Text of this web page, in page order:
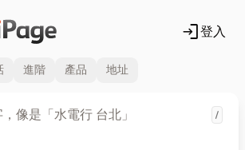
login登入
進階 產品 地址
/